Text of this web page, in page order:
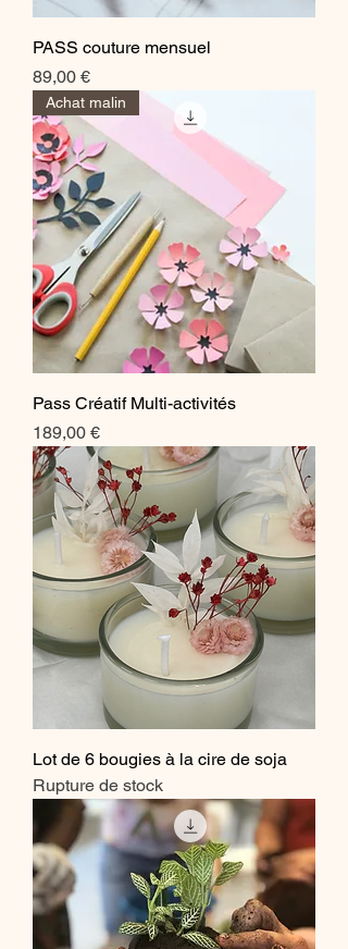
PASS couture mensuel
Prix
89,00 €
Achat malin
Pass Créatif Multi-activités
Prix
189,00 €
Lot de 6 bougies à la cire de soja
Rupture de stock